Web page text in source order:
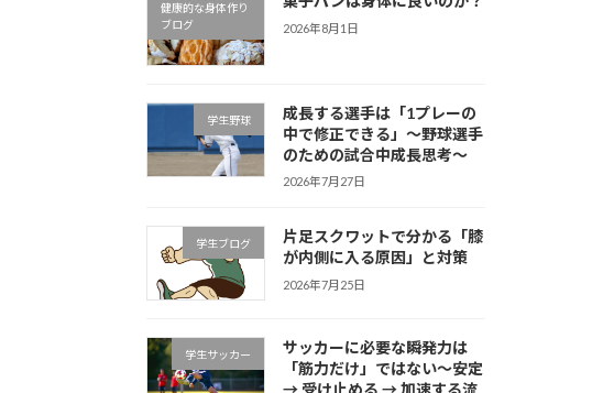
健康的な身体作り
ブログ
2026年8月1日
学生野球
成長する選手は「1プレーの
中で修正できる」～野球選手
のための試合中成長思考～
2026年7月27日
学生ブログ
片足スクワットで分かる「膝
が内側に入る原因」と対策
2026年7月25日
学生サッカー
サッカーに必要な瞬発力は
「筋力だけ」ではない～安定